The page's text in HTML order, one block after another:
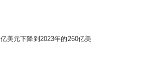
美元下降到2023年的260亿美